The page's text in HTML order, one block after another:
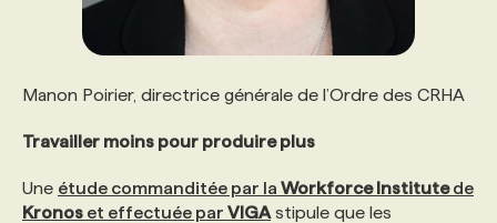
Manon Poirier, directrice générale de l’Ordre des CRHA
Travailler moins pour produire plus
Une étude commanditée par la Workforce Institutede
Kronos et effectuée par VIGA stipule que les